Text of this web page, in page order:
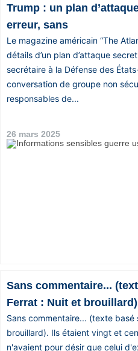
Trump : un plan
erreur, sans
Le magazine américain “The
détails d’un plan d’attaque
secrétaire à la Défense des
conversation de groupe non
responsables de...
26 mars 2025
Sans commentaire...
Ferrat : Nuit et brouillard)
Sans commentaire... (texte
brouillard). Ils étaient vingt et
n'avaient pour désir que celui